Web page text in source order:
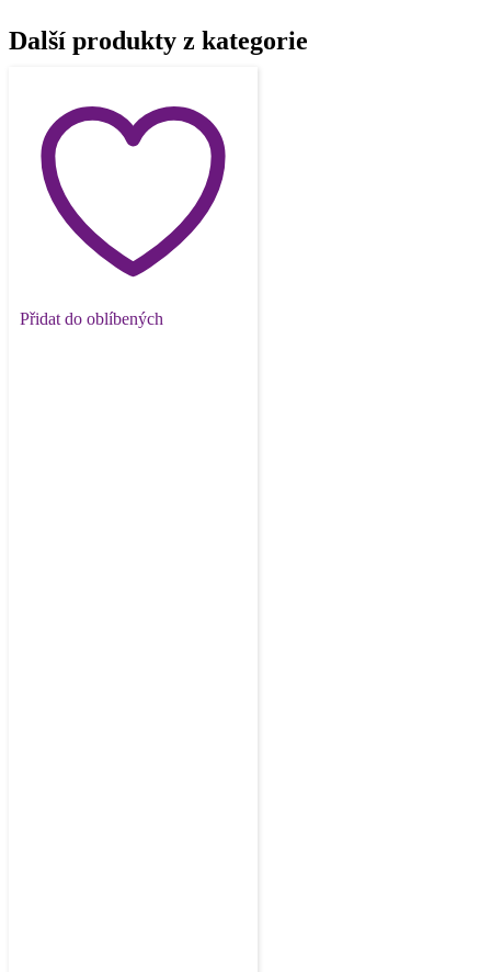
Další produkty z kategorie
Přidat do oblíbených